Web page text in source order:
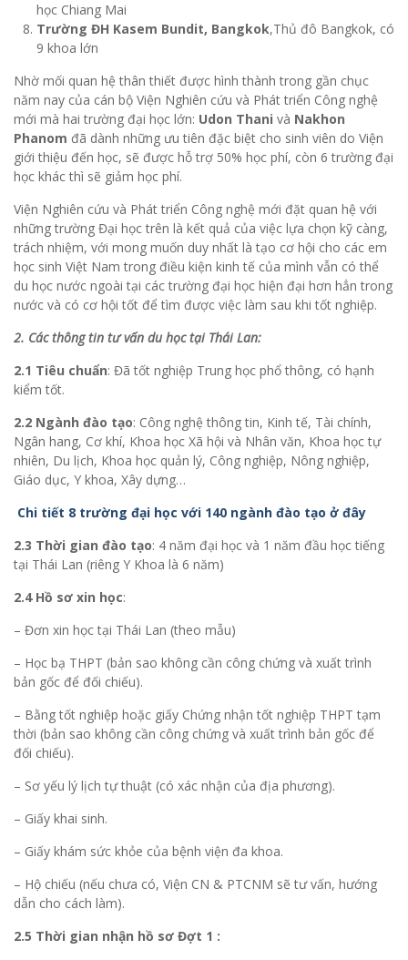
học Chiang Mai
Trường ĐH Kasem Bundit, Bangkok,Thủ đô Bangkok, có
9 khoa lớn
Nhờ mối quan hệ thân thiết được hình thành trong gần chục
năm nay của cán bộ Viện Nghiên cứu và Phát triển Công nghệ
mới mà hai trường đại học lớn: Udon Thani và Nakhon
Phanom đã dành những ưu tiên đặc biệt cho sinh viên do Viện
giới thiệu đến học, sẽ được hỗ trợ 50% học phí, còn 6 trường đại
học khác thì sẽ giảm học phí.
Viện Nghiên cứu và Phát triển Công nghệ mới đặt quan hệ với
những trường Đại học trên là kết quả của việc lựa chọn kỹ càng,
trách nhiệm, với mong muốn duy nhất là tạo cơ hội cho các em
học sinh Việt Nam trong điều kiện kinh tế của mình vẫn có thể
du học nước ngoài tại các trường đại học hiện đại hơn hẳn trong
nước và có cơ hội tốt để tìm được việc làm sau khi tốt nghiệp.
2. Các thông tin tư vấn du học tại Thái Lan:
2.1 Tiêu chuẩn: Đã tốt nghiệp Trung học phổ thông, có hạnh
kiểm tốt.
2.2 Ngành đào tạo: Công nghệ thông tin, Kinh tế, Tài chính,
Ngân hang, Cơ khí, Khoa học Xã hội và Nhân văn, Khoa học tự
nhiên, Du lịch, Khoa học quản lý, Công nghiệp, Nông nghiệp,
Giáo dục, Y khoa, Xây dựng…
Chi tiết 8 trường đại học với 140 ngành đào tạo ở đây
2.3 Thời gian đào tạo: 4 năm đại học và 1 năm đầu học tiếng
tại Thái Lan (riêng Y Khoa là 6 năm)
2.4 Hồ sơ xin học:
– Đơn xin học tại Thái Lan (theo mẫu)
– Học bạ THPT (bản sao không cần công chứng và xuất trình
bản gốc để đối chiếu).
– Bằng tốt nghiệp hoặc giấy Chứng nhận tốt nghiệp THPT tạm
thời (bản sao không cần công chứng và xuất trình bản gốc để
đối chiếu).
– Sơ yếu lý lịch tự thuật (có xác nhận của địa phương).
– Giấy khai sinh.
– Giấy khám sức khỏe của bệnh viện đa khoa.
– Hộ chiếu (nếu chưa có, Viện CN & PTCNM sẽ tư vấn, hướng
dẫn cho cách làm).
2.5 Thời gian nhận hồ sơ Đợt 1 :